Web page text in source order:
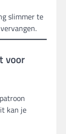
slimmer te
voor
kan je